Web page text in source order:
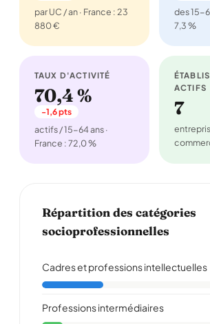
par UC / an · France : 23
880 €
des 15-
7,3 %
TAUX D'ACTIVITÉ
70,4 %
-1,6 pts
actifs / 15-64 ans ·
France : 72,0 %
ACTIFS
7
Répartition des catégories
socioprofessionnelles
Cadres et professions intellectuelles
Professions intermédiaires